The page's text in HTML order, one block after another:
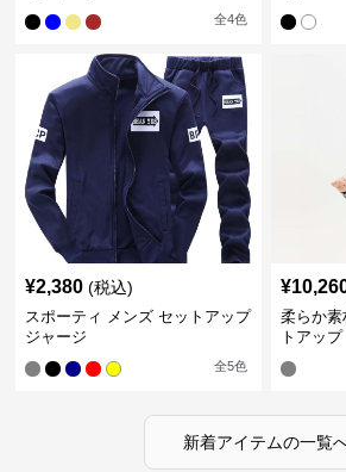
全4色
¥2,380 (税込)
スポーティ メンズ セットアップ
ジャージ
全5色
¥
柔らか素
トアップ
新着アイテムの一覧